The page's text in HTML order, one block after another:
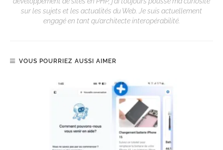
sur les sujets et les actualités du Web. Je suis actuellement
engagé en tant qu’architecte interopérabilité.
VOUS POURRIEZ AUSSI AIMER